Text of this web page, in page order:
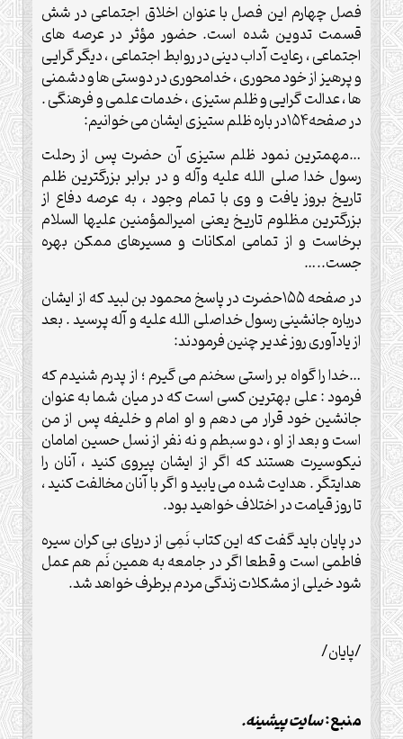
فصل چهارم این فصل با عنوان اخلاق اجتماعی در شش
قسمت تدوین شده است. حضور مؤثر در عرصه های
اجتماعی ، رعایت آداب دینی در روابط اجتماعی ، دیگر گرایی
و پرهیز از خود محوری ، خدامحوری در دوستی ها و دشمنی
ها ، عدالت گرایی و ظلم ستیزی ، خدمات علمی و فرهنگی .
در صفحه۱۵۴در باره ظلم ستیزی ایشان می خوانیم
:
…مهمترین نمود ظلم ستیزی آن حضرت پس از رحلت
رسول خدا صلی الله علیه وآله و در برابر بزرگترین ظلم
تاریخ بروز یافت و وی با تمام وجود ، به عرصه دفاع از
بزرگترین مظلوم تاریخ یعنی امیرالمؤمنین علیها السلام
برخاست و از تمامی امکانات و مسیرهای ممکن بهره
جست…..
در صفحه ۱۵۵حضرت در پاسخ محمود بن لبید که از ایشان
درباره جانشینی رسول خداصلی الله علیه و آله پرسید . بعد
از یادآوری روز غدیر چنین فرمودند:
…خدا را گواه بر راستی سخنم می گیرم ؛ از پدرم شنیدم که
فرمود : علی بهترین کسی است که در میان شما به عنوان
جانشین خود قرار می دهم و او امام و خلیفه پس از من
است و بعد از او ، دو سبطم و نه نفر از نسل حسین امامان
نیکوسیرت هستند که اگر از ایشان پیروی کنید ، آنان را
هدایتگر . هدایت شده می یابید و اگر با آنان مخالفت کنید ،
تا روز قیامت در اختلاف خواهید بود.
در پایان باید گفت که این کتاب نَمِی از دریای بی کران سیره
فاطمی است و قطعا اگر در جامعه به همین نَم هم عمل
شود خیلی از مشکلات زندگی مردم برطرف خواهد شد.
/پایان/
منبع:سایت پیشینه.